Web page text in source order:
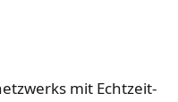
mit Echtzeit-